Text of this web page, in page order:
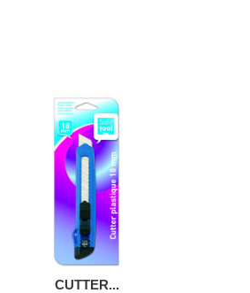
CUTTER...